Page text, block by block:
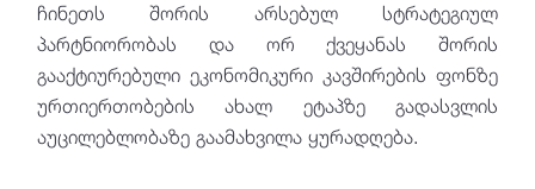
ჩინეთს შორის არსებულ სტრატეგიულ
პარტნიორობას და ორ ქვეყანას შორის
გააქტიურებული ეკონომიკური კავშირების ფონზე
ურთიერთობების ახალ ეტაპზე გადასვლის
აუცილებლობაზე გაამახვილა ყურადღება.